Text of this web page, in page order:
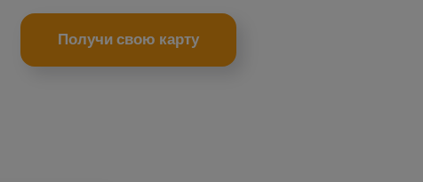
Получи свою карту